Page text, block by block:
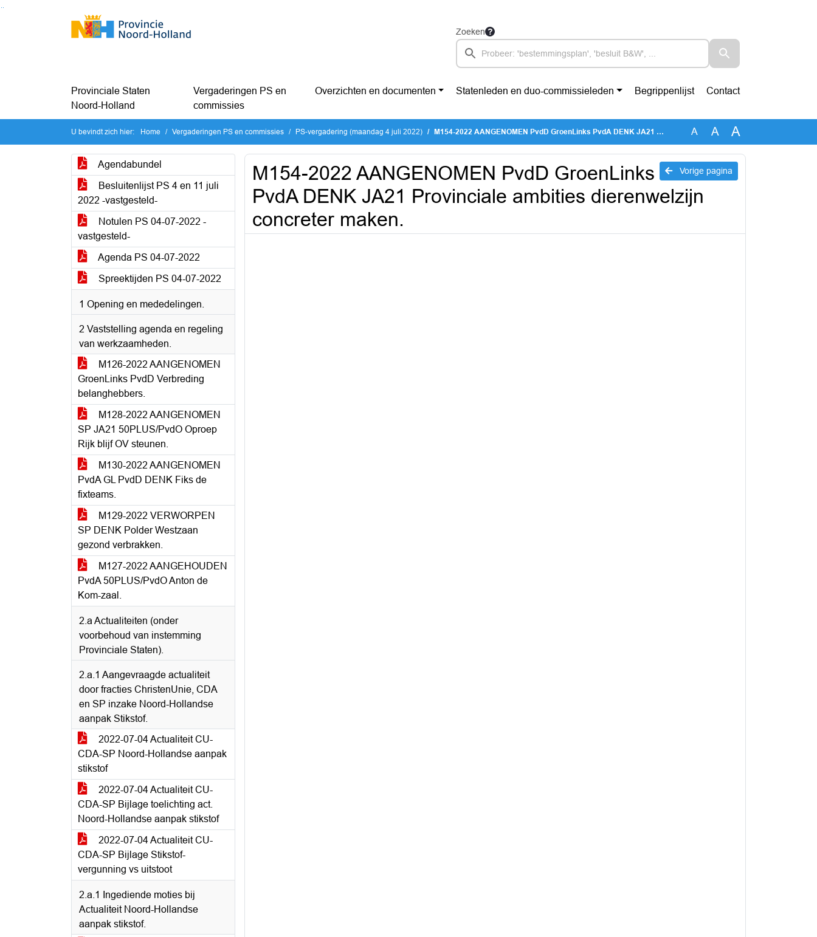
Ga naar de inhoud van deze pagina
Ga naar het zoeken
Zoeken
Provinciale Staten
Noord-Holland
Vergaderingen PS en
commissies
Overzichten en documenten Statenleden en duo-commissieleden Begrippenlijst Contact
U bevindt zich hier: Home Vergaderingen PS en commissies PS-vergadering (maandag 4 juli 2022) M154-2022 AANGENOMEN PvdD GroenLinks PvdA DENK JA21 Provinciale ambities dierenwelzijn concreter maken. A A A
Agendabundel
Besluitenlijst PS 4 en 11 juli
2022 -vastgesteld-
Notulen PS 04-07-2022 -
vastgesteld-
Agenda PS 04-07-2022
Spreektijden PS 04-07-2022
1 Opening en mededelingen.
2 Vaststelling agenda en regeling
van werkzaamheden.
M126-2022 AANGENOMEN
GroenLinks PvdD Verbreding
belanghebbers.
M128-2022 AANGENOMEN
SP JA21 50PLUS/PvdO Oproep
Rijk blijf OV steunen.
M130-2022 AANGENOMEN
PvdA GL PvdD DENK Fiks de
fixteams.
M129-2022 VERWORPEN
SP DENK Polder Westzaan
gezond verbrakken.
M127-2022 AANGEHOUDEN
PvdA 50PLUS/PvdO Anton de
Kom-zaal.
2.a Actualiteiten (onder
voorbehoud van instemming
Provinciale Staten).
2.a.1 Aangevraagde actualiteit
door fracties ChristenUnie, CDA
en SP inzake Noord-Hollandse
aanpak Stikstof.
2022-07-04 Actualiteit CU-
CDA-SP Noord-Hollandse aanpak
stikstof
2022-07-04 Actualiteit CU-
CDA-SP Bijlage toelichting act.
Noord-Hollandse aanpak stikstof
2022-07-04 Actualiteit CU-
CDA-SP Bijlage Stikstof-
vergunning vs uitstoot
2.a.1 Ingediende moties bij
Actualiteit Noord-Hollandse
aanpak stikstof.
Vorige pagina
M154-2022 AANGENOMEN PvdD GroenLinks
PvdA DENK JA21 Provinciale ambities dierenwelzijn
concreter maken.